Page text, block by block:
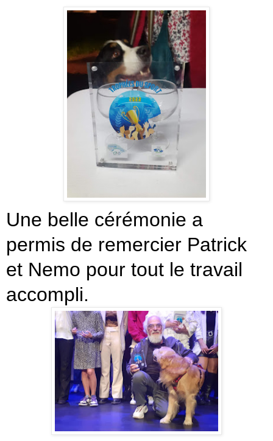
Une belle cérémonie a
permis de remercier Patrick
et Nemo pour tout le travail
accompli.